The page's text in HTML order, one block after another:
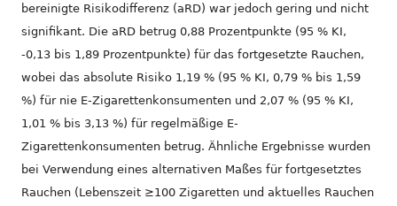
bereinigte Risikodifferenz (aRD) war jedoch gering und nicht
signifikant. Die aRD betrug 0,88 Prozentpunkte (95 % KI,
-0,13 bis 1,89 Prozentpunkte) für das fortgesetzte Rauchen,
wobei das absolute Risiko 1,19 % (95 % KI, 0,79 % bis 1,59
%) für nie E-Zigarettenkonsumenten und 2,07 % (95 % KI,
1,01 % bis 3,13 %) für regelmäßige E-
Zigarettenkonsumenten betrug. Ähnliche Ergebnisse wurden
bei Verwendung eines alternativen Maßes für fortgesetztes
Rauchen (Lebenszeit ≥100 Zigaretten und aktuelles Rauchen